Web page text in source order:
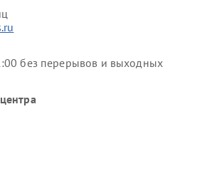
без перерывов и выходных